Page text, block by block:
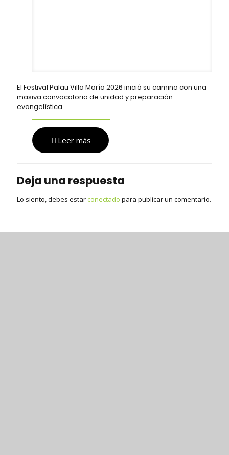
El Festival Palau Villa María 2026 inició su camino con una
masiva convocatoria de unidad y preparación
evangelística
Leer más
Deja una respuesta
Lo siento, debes estar conectado para publicar un comentario.